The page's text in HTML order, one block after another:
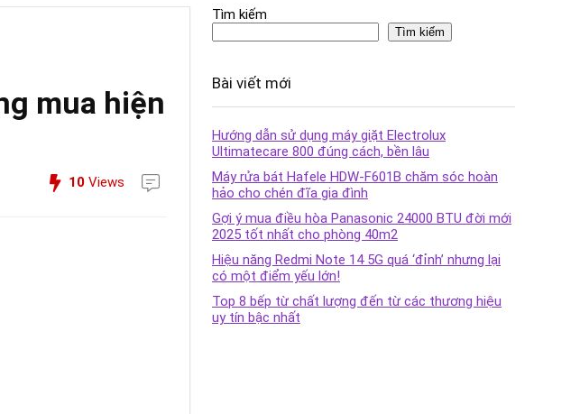
mua hiện
10 Views
Tìm kiếm
Tìm kiếm
Bài viết mới
Hướng dẫn sử dụng máy giặt Electrolux
Ultimatecare 800 đúng cách, bền lâu
Máy rửa bát Hafele HDW-F601B chăm sóc hoàn
hảo cho chén đĩa gia đình
Gợi ý mua điều hòa Panasonic 24000 BTU đời mới
2025 tốt nhất cho phòng 40m2
Hiệu năng Redmi Note 14 5G quá ‘đỉnh’ nhưng lại
có một điểm yếu lớn!
Top 8 bếp từ chất lượng đến từ các thương hiệu
uy tín bậc nhất